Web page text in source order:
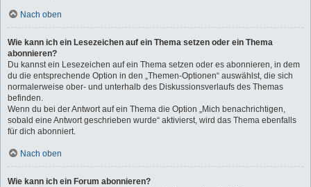
Nach oben
Wie kann ich ein Lesezeichen auf ein Thema setzen oder ein Thema
abonnieren?
Du kannst ein Lesezeichen auf ein Thema setzen oder es abonnieren, in dem
du die entsprechende Option in den „Themen-Optionen“ auswählst, die sich
normalerweise ober- und unterhalb des Diskussionsverlaufs des Themas
befinden.
Wenn du bei der Antwort auf ein Thema die Option „Mich benachrichtigen,
sobald eine Antwort geschrieben wurde“ aktivierst, wird das Thema ebenfalls
für dich abonniert.
Nach oben
Wie kann ich ein Forum abonnieren?